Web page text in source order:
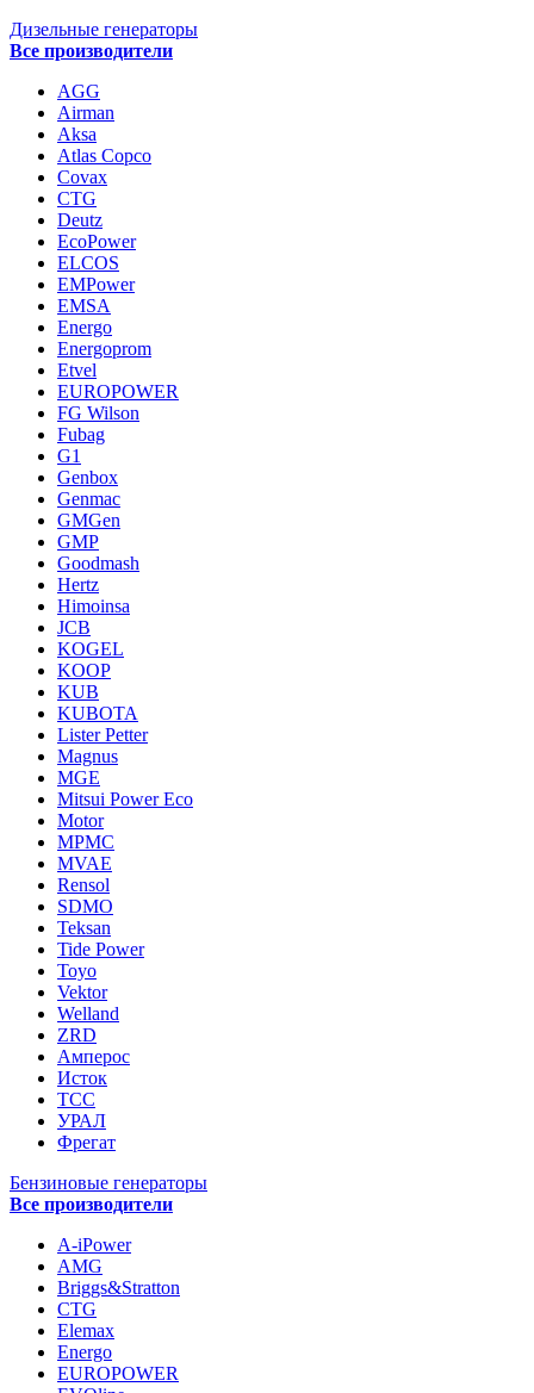
Дизельные генераторы
Все производители
AGG
Airman
Aksa
Atlas Copco
Covax
CTG
Deutz
EcoPower
ELCOS
EMPower
EMSA
Energo
Energoprom
Etvel
EUROPOWER
FG Wilson
Fubag
G1
Genbox
Genmac
GMGen
GMP
Goodmash
Hertz
Himoinsa
JCB
KOGEL
KOOP
KUB
KUBOTA
Lister Petter
Magnus
MGE
Mitsui Power Eco
Motor
MPMC
MVAE
Rensol
SDMO
Teksan
Tide Power
Toyo
Vektor
Welland
ZRD
Амперос
Исток
ТСС
УРАЛ
Фрегат
Бензиновые генераторы
Все производители
A-iPower
AMG
Briggs&Stratton
CTG
Elemax
Energo
EUROPOWER